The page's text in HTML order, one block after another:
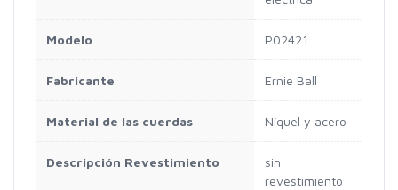
Modelo P02421
Fabricante Ernie Ball
Material de las cuerdas Níquel y acero
Descripción Revestimiento
sin
revestimiento